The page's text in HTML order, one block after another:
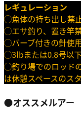
レギュレーション
◯魚体の持ち出し禁
◯エサ釣り、置き竿
◯バーブ付きの針使
◯3lbまたは0.8号以
◯釣り場でのロッド
は休憩スペースのス
●オススメルアー